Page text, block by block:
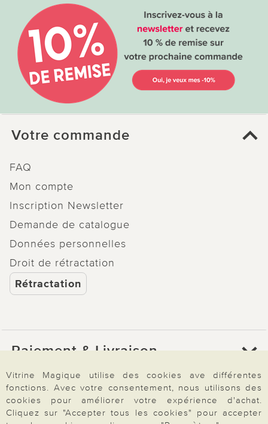
Votre commande
FAQ
Mon compte
Inscription Newsletter
Demande de catalogue
Données personnelles
Droit de rétractation
Rétractation
Paiement & Livraison
À propos de nous
Vitrine Magique utilise des cookies ave différentes
fonctions. Avec votre consentement, nous utilisons des
cookies pour améliorer votre expérience d'achat.
Cliquez sur "Accepter tous les cookies" pour accepter